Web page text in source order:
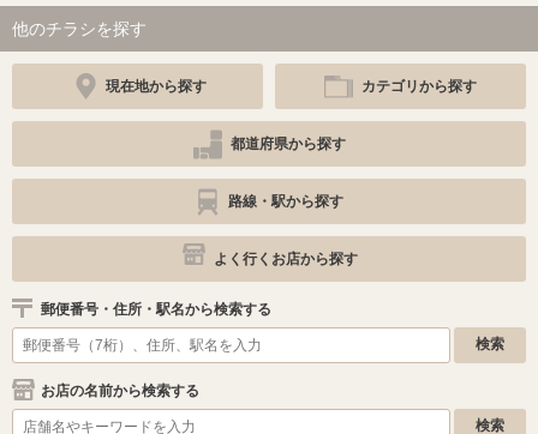
他のチラシを探す
現在地から探す カテゴリから探す
都道府県から探す
路線・駅から探す
よく行くお店から探す
郵便番号・住所・駅名から検索する
お店の名前から検索する